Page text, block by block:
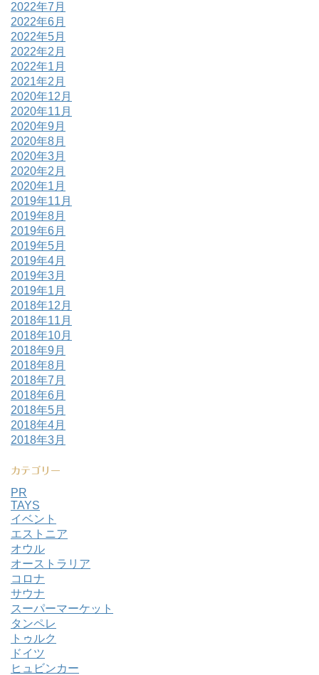
2022年7月
2022年6月
2022年5月
2022年2月
2022年1月
2021年2月
2020年12月
2020年11月
2020年9月
2020年8月
2020年3月
2020年2月
2020年1月
2019年11月
2019年8月
2019年6月
2019年5月
2019年4月
2019年3月
2019年1月
2018年12月
2018年11月
2018年10月
2018年9月
2018年8月
2018年7月
2018年6月
2018年5月
2018年4月
2018年3月
カテゴリー
PR
TAYS
イベント
エストニア
オウル
オーストラリア
コロナ
サウナ
スーパーマーケット
タンペレ
トゥルク
ドイツ
ヒュビンカー